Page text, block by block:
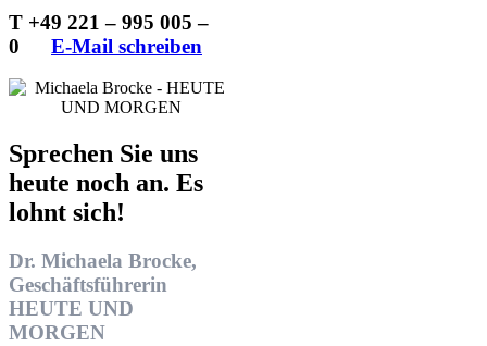
T +49 221 – 995 005 –
0
E-Mail schreiben
Sprechen Sie uns
heute noch an. Es
lohnt sich!
Dr. Michaela Brocke,
Geschäftsführerin
HEUTE UND
MORGEN